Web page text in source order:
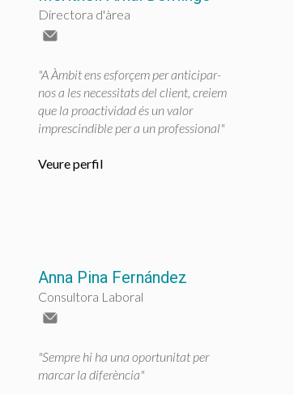
Directora d'àrea
"A Àmbit ens esforçem per anticipar-
nos a les necessitats del client, creiem
que la proactividad és un valor
imprescindible per a un professional"
Veure perfil
Anna Pina Fernández
Consultora Laboral
"Sempre hi ha una oportunitat per
marcar la diferència"